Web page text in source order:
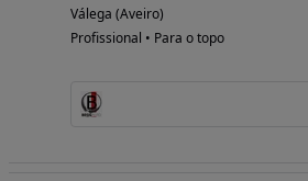
Válega (Aveiro)
Profissional • Para o topo